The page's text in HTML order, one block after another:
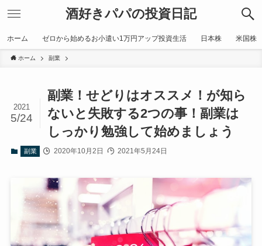
酒好きパパの投資日記
ホーム ゼロから始めるお小遣い1万円アップ投資生活 日本株 米国株
ホーム 副業
副業！せどりはオススメ！が知ら
ないと失敗する2つの事！副業は
しっかり勉強して始めましょう
2021
5/24
副業 2020年10月2日 2021年5月24日